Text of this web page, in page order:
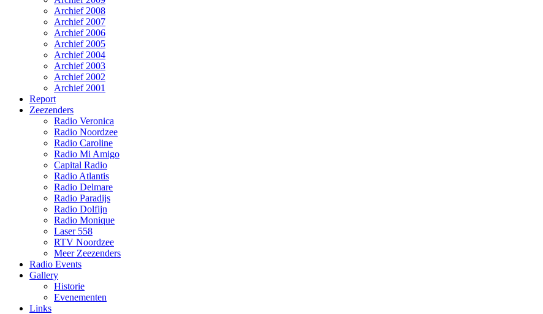
Archief 2008
Archief 2007
Archief 2006
Archief 2005
Archief 2004
Archief 2003
Archief 2002
Archief 2001
Report
Zeezenders
Radio Veronica
Radio Noordzee
Radio Caroline
Radio Mi Amigo
Capital Radio
Radio Atlantis
Radio Delmare
Radio Paradijs
Radio Dolfijn
Radio Monique
Laser 558
RTV Noordzee
Meer Zeezenders
Radio Events
Gallery
Historie
Evenementen
Links